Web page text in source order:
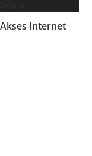
Internet